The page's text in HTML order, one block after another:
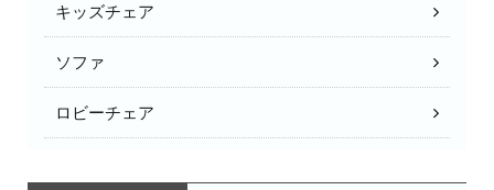
キッズチェア
ソファ
ロビーチェア